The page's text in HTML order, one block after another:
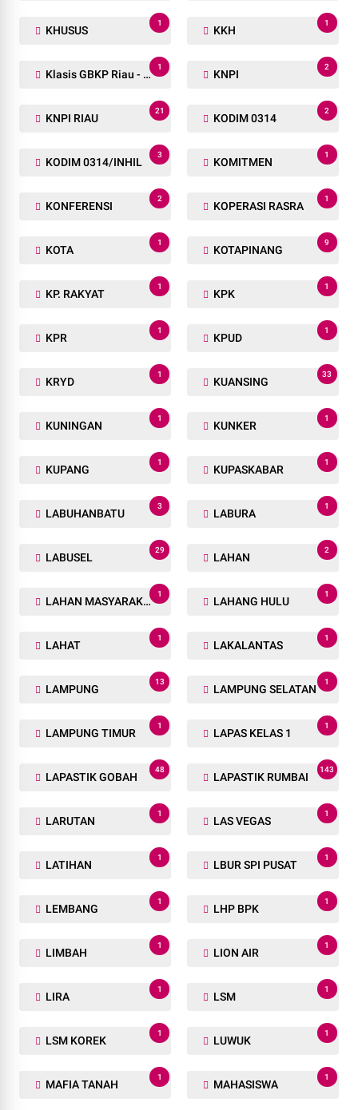
KHUSUS
1
KKH
1
Klasis GBKP Riau - Sumbar.
1
KNPI
2
KNPI RIAU
21
KODIM 0314
2
KODIM 0314/INHIL
3
KOMITMEN
1
KONFERENSI
2
KOPERASI RASRA
1
KOTA
1
KOTAPINANG
9
KP. RAKYAT
1
KPK
1
KPR
1
KPUD
1
KRYD
1
KUANSING
33
KUNINGAN
1
KUNKER
1
KUPANG
1
KUPASKABAR
1
LABUHANBATU
3
LABURA
1
LABUSEL
29
LAHAN
2
LAHAN MASYARAKAT
1
LAHANG HULU
1
LAHAT
1
LAKALANTAS
1
LAMPUNG
13
LAMPUNG SELATAN
1
LAMPUNG TIMUR
1
LAPAS KELAS 1
1
LAPASTIK GOBAH
48
LAPASTIK RUMBAI
143
LARUTAN
1
LAS VEGAS
1
LATIHAN
1
LBUR SPI PUSAT
1
LEMBANG
1
LHP BPK
1
LIMBAH
1
LION AIR
1
LIRA
1
LSM
1
LSM KOREK
1
LUWUK
1
MAFIA TANAH
1
MAHASISWA
1